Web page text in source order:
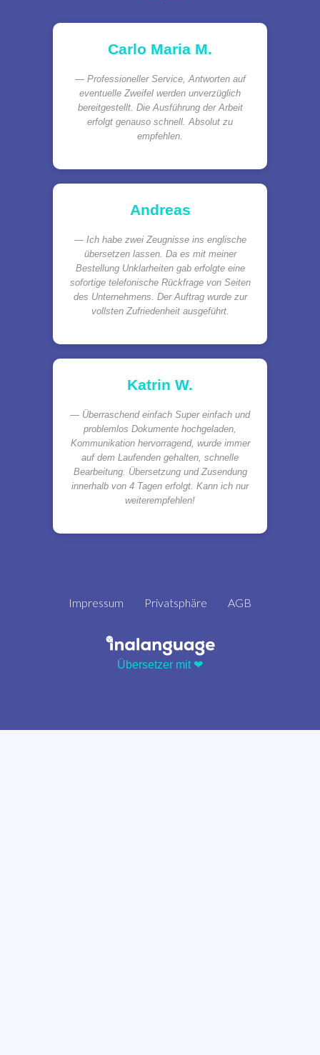
Carlo Maria M.
Professioneller Service, Antworten auf
eventuelle Zweifel werden unverzüglich
bereitgestellt. Die Ausführung der Arbeit
erfolgt genauso schnell. Absolut zu
empfehlen.
Andreas
Ich habe zwei Zeugnisse ins englische
übersetzen lassen. Da es mit meiner
Bestellung Unklarheiten gab erfolgte eine
sofortige telefonische Rückfrage von Seiten
des Unternehmens. Der Auftrag wurde zur
vollsten Zufriedenheit ausgeführt.
Katrin W.
Überraschend einfach Super einfach und
problemlos Dokumente hochgeladen,
Kommunikation hervorragend, wurde immer
auf dem Laufenden gehalten, schnelle
Bearbeitung. Übersetzung und Zusendung
innerhalb von 4 Tagen erfolgt. Kann ich nur
weiterempfehlen!
Impressum Privatsphäre AGB
Übersetzer mit ❤